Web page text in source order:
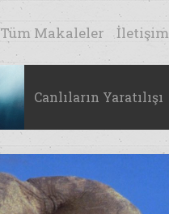
Tüm Makaleler İletişim
Canlıların Yaratılışı